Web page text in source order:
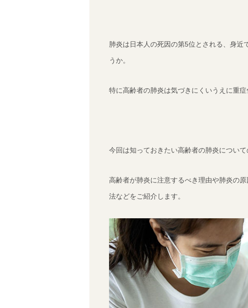
肺炎は日本人の死因の第5位とされる、身近
うか。
特に高齢者の肺炎は気づきにくいうえに重症
今回は知っておきたい高齢者の肺炎について
高齢者が肺炎に注意するべき理由や肺炎の
法などをご紹介します。